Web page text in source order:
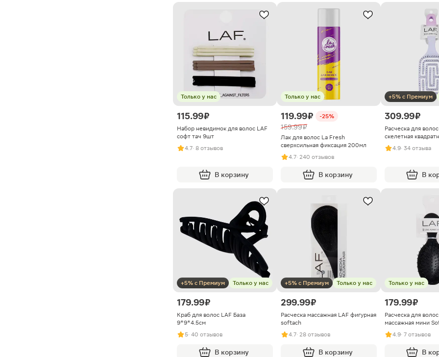
Только у нас
115.99 ₽
Набор невидимок для волос LAF
софт тач 9шт
4.7· 8 отзывов
В корзину
Только у нас
119.99 ₽ -25%
159.99 ₽
Лак для волос La Fresh
сверхсильная фиксация 200мл
4.7· 240 отзывов
В корзину
+5% с Премиум
309.99 ₽
Расческа для
скелетная
4.9· 34 отзыва
В
+5% с Премиум Только у нас
179.99 ₽
Краб для волос LAF База
9*9*4.5см
5· 40 отзывов
В корзину
+5% с Премиум Только у нас
299.99 ₽
Расческа массажная LAF фигурная
softach
4.7· 28 отзывов
В корзину
Только у нас
179.99 ₽
Расческа для
массажная мини
4.9· 7 отзывов
В